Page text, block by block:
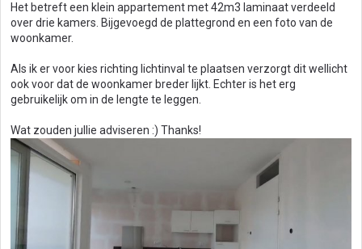
Het betreft een klein appartement met 42m3 laminaat verdeeld
over drie kamers. Bijgevoegd de plattegrond en een foto van de
woonkamer.
Als ik er voor kies richting lichtinval te plaatsen verzorgt dit wellicht
ook voor dat de woonkamer breder lijkt. Echter is het erg
gebruikelijk om in de lengte te leggen.
Wat zouden jullie adviseren :) Thanks!